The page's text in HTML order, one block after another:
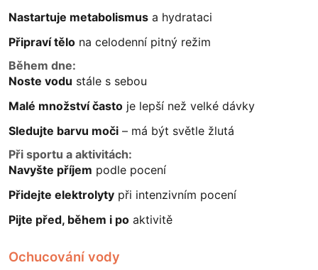
Nastartuje metabolismus a hydrataci
Připraví tělo na celodenní pitný režim
Během dne:
Noste vodu stále s sebou
Malé množství často je lepší než velké dávky
Sledujte barvu moči – má být světle žlutá
Při sportu a aktivitách:
Navyšte příjem podle pocení
Přidejte elektrolyty při intenzivním pocení
Pijte před, během i po aktivitě
Ochucování vody